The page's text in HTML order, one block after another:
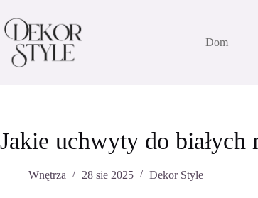
do
treści
Dom
Jakie uchwyty do białych
Wnętrza 28 sie 2025 Dekor Style